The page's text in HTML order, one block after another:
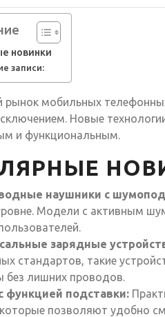
новинки
записи:
рынок мобильных
Новые
и функциональным.
наушники с
Модели с активным
зарядные
стандартов, такие
без лишних проводов.
функцией подставки:
позволяют удобно